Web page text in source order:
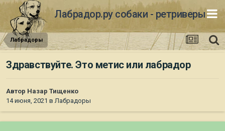
Лабрадор.ру собаки - ретриверы
Лабрадоры
Здравствуйте. Это метис или лабрадор
Автор Назар Тищенко
14 июня, 2021 вЛабрадоры